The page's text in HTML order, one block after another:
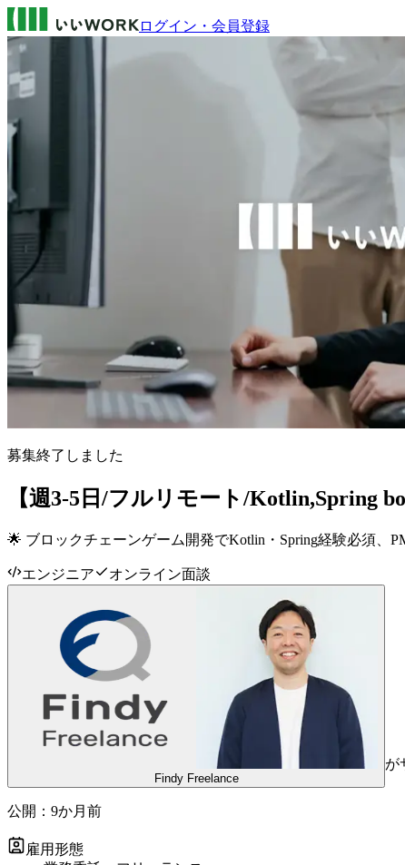
ログイン・会員登録
募集終了しました
【週3-5日/フルリモート/Kotlin,Spring
🌟 ブロックチェーンゲーム開発でKotlin・Spring経験必須、
エンジニア オンライン面談
Findy Freelance
が
公開： 9か月前
雇用形態